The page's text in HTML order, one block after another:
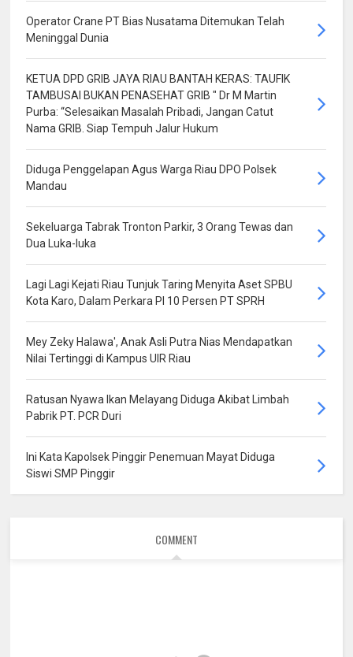
Operator Crane PT Bias Nusatama Ditemukan Telah
Meninggal Dunia
KETUA DPD GRIB JAYA RIAU BANTAH KERAS: TAUFIK
TAMBUSAI BUKAN PENASEHAT GRIB " Dr M Martin
Purba: “Selesaikan Masalah Pribadi, Jangan Catut
Nama GRIB. Siap Tempuh Jalur Hukum
Diduga Penggelapan Agus Warga Riau DPO Polsek
Mandau
Sekeluarga Tabrak Tronton Parkir, 3 Orang Tewas dan
Dua Luka-luka
Lagi Lagi Kejati Riau Tunjuk Taring Menyita Aset SPBU
Kota Karo, Dalam Perkara PI 10 Persen PT SPRH
Mey Zeky Halawa', Anak Asli Putra Nias Mendapatkan
Nilai Tertinggi di Kampus UIR Riau
Ratusan Nyawa Ikan Melayang Diduga Akibat Limbah
Pabrik PT. PCR Duri
Ini Kata Kapolsek Pinggir Penemuan Mayat Diduga
Siswi SMP Pinggir
COMMENT